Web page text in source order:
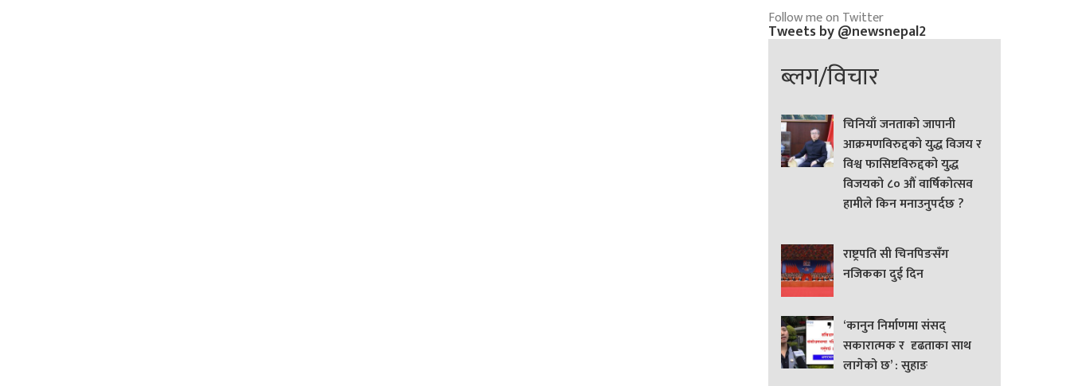
Follow me on Twitter
Tweets by @newsnepal2
ब्लग/विचार
चिनियाँ जनताको जापानी
आक्रमणविरुद्दको युद्ध विजय र
विश्व फासिष्टविरुद्दको युद्ध
विजयको ८० औं वार्षिकोत्सव
हामीले किन मनाउनुपर्दछ ?
राष्ट्रपति सी चिनपिङसँग
नजिकका दुई दिन
‘कानुन निर्माणमा संसद्
सकारात्मक र दृढताका साथ
लागेको छ’ : सुहाङ